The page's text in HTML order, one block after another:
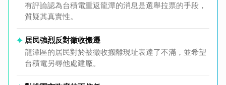
有評論認為台積電重返龍潭的消息是選舉拉票的手段，
質疑其真實性。
居民強烈反對徵收搬遷
龍潭區的居民對於被徵收搬離現址表達了不滿，並希望
台積電另尋他處建廠。